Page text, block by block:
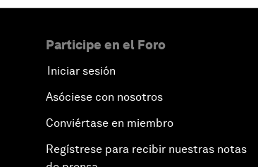
Participe en el Foro
Iniciar sesión
Asóciese con nosotros
Conviértase en miembro
Regístrese para recibir nuestras notas